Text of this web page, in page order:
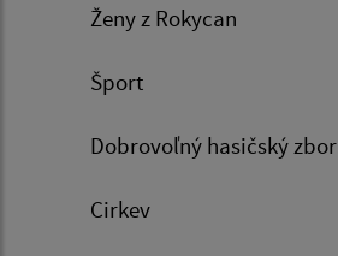
Ženy z Rokycan
Šport
Dobrovoľný hasičský zbor
Cirkev